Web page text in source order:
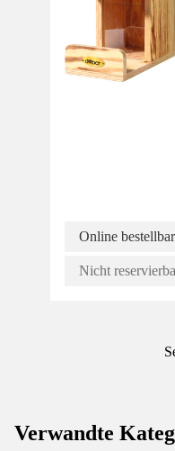
Online bestellbar
Nicht
Verwandte